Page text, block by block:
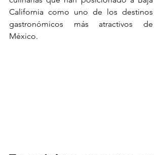
California como uno de los destinos
gastronómicos más atractivos de
México.